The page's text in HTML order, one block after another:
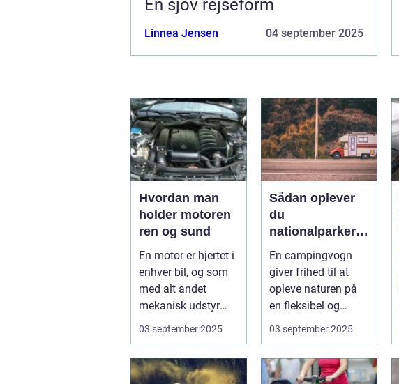
En sjov rejseform
Linnea Jensen 04 september 2025
Hvordan man
holder motoren
ren og sund
En motor er hjertet i
enhver bil, og som
med alt andet
mekanisk udstyr
kræver den omsorg
for a...
03 september 2025
Sådan oplever
du
nationalparker
fra din
campingvogn
En campingvogn
giver frihed til at
opleve naturen på
en fleksibel og
komfortabel måde.
03 september 2025